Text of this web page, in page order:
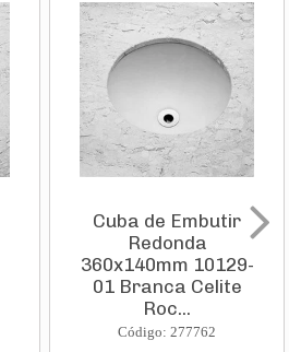
Cuba de Embutir
Redonda
360x140mm 10129-
01 Branca Celite
Roc...
Código: 277762